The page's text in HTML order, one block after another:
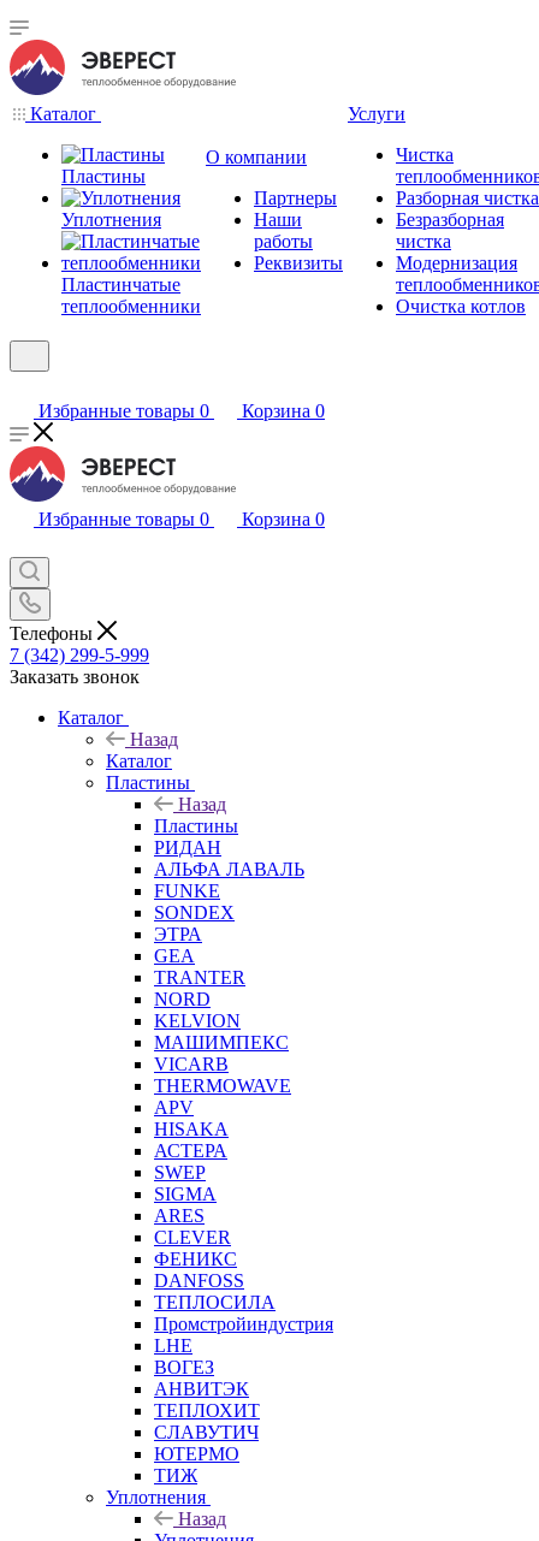
Каталог
Пластины
Уплотнения
Пластинчатые
теплообменники
О компании
Партнеры
Наши
работы
Реквизиты
Услуги
Чистка
Разборная чистка
Безразборная
чистка
Модернизация
Очистка котлов
Избранные товары 0 Корзина 0
Избранные товары 0 Корзина 0
Телефоны
7 (342) 299-5-999
Заказать звонок
Каталог
Назад
Каталог
Пластины
Назад
Пластины
РИДАН
АЛЬФА ЛАВАЛЬ
FUNKE
SONDEX
ЭТРА
GEA
TRANTER
NORD
KELVION
МАШИМПЕКС
VICARB
THERMOWAVE
APV
HISAKA
АСТЕРА
SWEP
SIGMA
ARES
CLEVER
ФЕНИКС
DANFOSS
ТЕПЛОСИЛА
Промстройиндустрия
LHE
ВОГЕЗ
АНВИТЭК
ТЕПЛОХИТ
СЛАВУТИЧ
ЮТЕРМО
ТИЖ
Уплотнения
Назад